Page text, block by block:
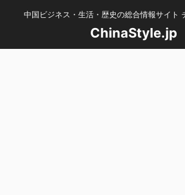
中国ビジネス・生活・歴史の総合情報サイト
ChinaStyle.jp